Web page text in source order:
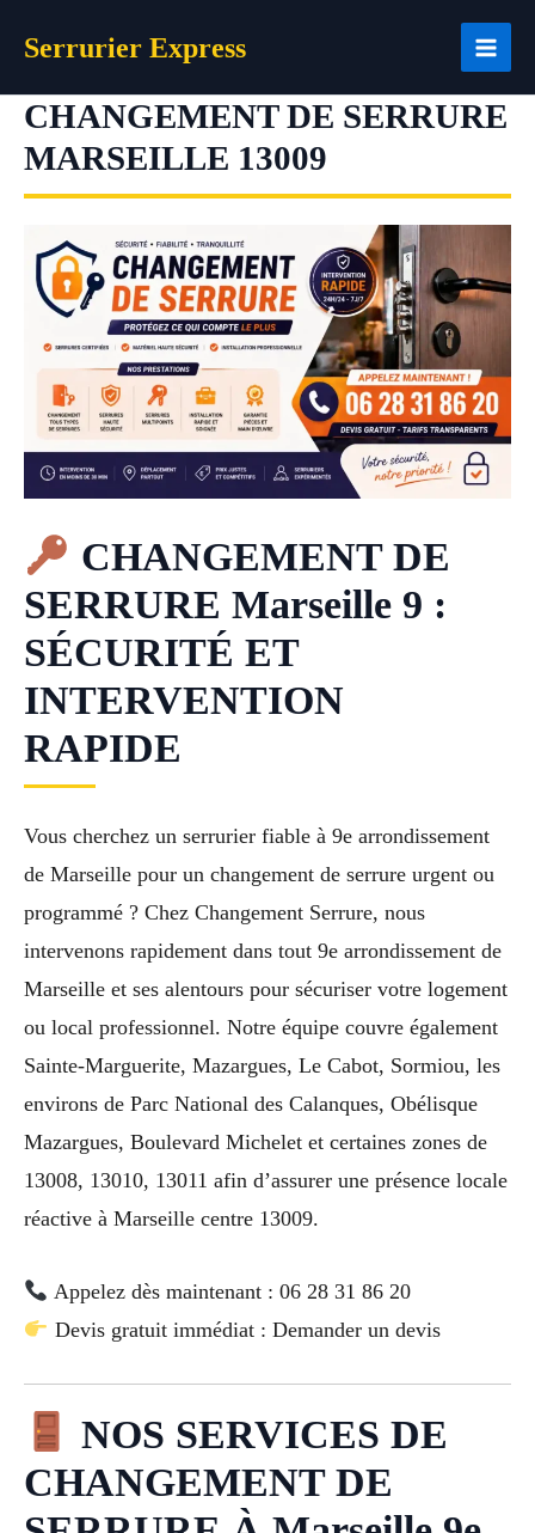
Serrurier Express
CHANGEMENT DE SERRURE
MARSEILLE 13009
CHANGEMENT DE
SERRURE Marseille 9 :
SÉCURITÉ ET
INTERVENTION
RAPIDE
Vous cherchez un serrurier fiable à 9e arrondissement
de Marseille pour un changement de serrure urgent ou
programmé ? Chez Changement Serrure, nous
intervenons rapidement dans tout 9e arrondissement de
Marseille et ses alentours pour sécuriser votre logement
ou local professionnel. Notre équipe couvre également
Sainte-Marguerite, Mazargues, Le Cabot, Sormiou, les
environs de Parc National des Calanques, Obélisque
Mazargues, Boulevard Michelet et certaines zones de
13008, 13010, 13011 afin d’assurer une présence locale
réactive à Marseille centre 13009.
Appelez dès maintenant : 06 28 31 86 20
Devis gratuit immédiat : Demander un devis
NOS SERVICES DE
CHANGEMENT DE